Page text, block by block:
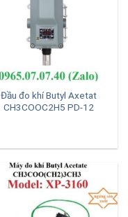
Đầu đo khí Butyl Axetat
CH3COOC2H5 PD-12